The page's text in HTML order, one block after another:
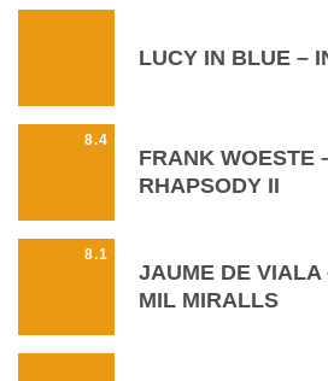
LUCY IN BLUE –
8.4
FRANK WOESTE
RHAPSODY II
8.1
JAUME DE VIALA
MIL MIRALLS